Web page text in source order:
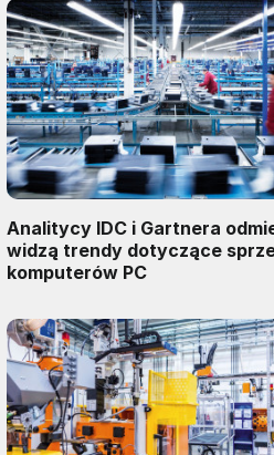
Analitycy IDC i Gartnera
widzą trendy dotyczące
komputerów PC